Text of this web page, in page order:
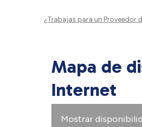
¿Trabajas para un Proveedor
Mapa de
Internet
Mostrar